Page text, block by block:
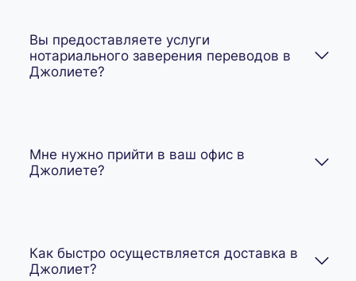
Вы предоставляете услуги
нотариального заверения переводов в
Джолиете?
Мне нужно прийти в ваш офис в
Джолиете?
Как быстро осуществляется доставка в
Джолиет?